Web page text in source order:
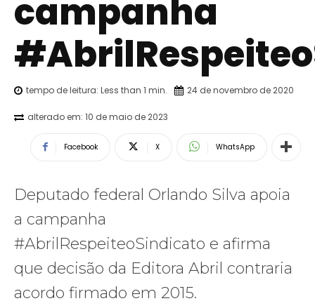
campanha
tempo de leitura: Less than 1 min. 24 de novembro de 2020
alterado em: 10 de maio de 2023
Facebook X WhatsApp
Deputado federal Orlando Silva apoia
a campanha
#AbrilRespeiteoSindicato e afirma
que decisão da Editora Abril contraria
acordo firmado em 2015.